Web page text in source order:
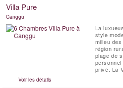
rizières
Villa Pure
Canggu
La
style
milieu
région
plage de
privé. La
dispose
piscine
Voir les détails